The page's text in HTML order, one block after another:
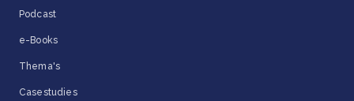
Podcast
e-Books
Thema's
Casestudies